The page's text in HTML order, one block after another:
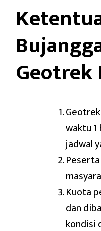
Geotrek
waktu
jadwal
Kuota
dan
kondisi